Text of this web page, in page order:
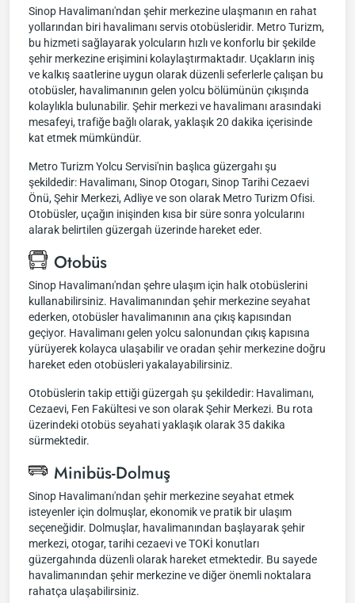
Sinop Havalimanı'ndan şehir merkezine ulaşmanın en rahat
yollarından biri havalimanı servis otobüsleridir. Metro Turizm,
bu hizmeti sağlayarak yolcuların hızlı ve konforlu bir şekilde
şehir merkezine erişimini kolaylaştırmaktadır. Uçakların iniş
ve kalkış saatlerine uygun olarak düzenli seferlerle çalışan bu
otobüsler, havalimanının gelen yolcu bölümünün çıkışında
kolaylıkla bulunabilir. Şehir merkezi ve havalimanı arasındaki
mesafeyi, trafiğe bağlı olarak, yaklaşık 20 dakika içerisinde
kat etmek mümkündür.
Metro Turizm Yolcu Servisi'nin başlıca güzergahı şu
şekildedir: Havalimanı, Sinop Otogarı, Sinop Tarihi Cezaevi
Önü, Şehir Merkezi, Adliye ve son olarak Metro Turizm Ofisi.
Otobüsler, uçağın inişinden kısa bir süre sonra yolcularını
alarak belirtilen güzergah üzerinde hareket eder.
Otobüs
Sinop Havalimanı'ndan şehre ulaşım için halk otobüslerini
kullanabilirsiniz. Havalimanından şehir merkezine seyahat
ederken, otobüsler havalimanının ana çıkış kapısından
geçiyor. Havalimanı gelen yolcu salonundan çıkış kapısına
yürüyerek kolayca ulaşabilir ve oradan şehir merkezine doğru
hareket eden otobüsleri yakalayabilirsiniz.
Otobüslerin takip ettiği güzergah şu şekildedir: Havalimanı,
Cezaevi, Fen Fakültesi ve son olarak Şehir Merkezi. Bu rota
üzerindeki otobüs seyahati yaklaşık olarak 35 dakika
sürmektedir.
Minibüs-Dolmuş
Sinop Havalimanı'ndan şehir merkezine seyahat etmek
isteyenler için dolmuşlar, ekonomik ve pratik bir ulaşım
seçeneğidir. Dolmuşlar, havalimanından başlayarak şehir
merkezi, otogar, tarihi cezaevi ve TOKİ konutları
güzergahında düzenli olarak hareket etmektedir. Bu sayede
havalimanından şehir merkezine ve diğer önemli noktalara
rahatça ulaşabilirsiniz.